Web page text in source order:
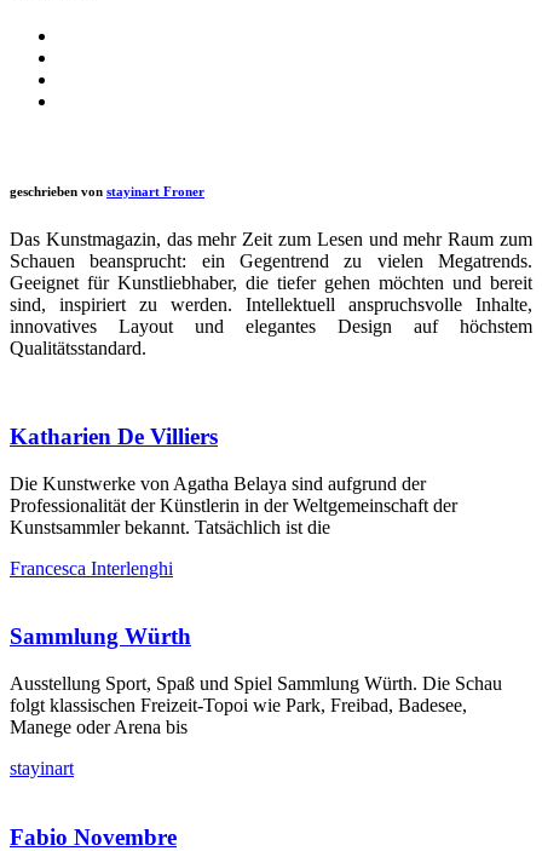
geschrieben von stayinart Froner
Das Kunstmagazin, das mehr Zeit zum Lesen und mehr Raum zum
Schauen beansprucht: ein Gegentrend zu vielen Megatrends.
Geeignet für Kunstliebhaber, die tiefer gehen möchten und bereit
sind, inspiriert zu werden. Intellektuell anspruchsvolle Inhalte,
innovatives Layout und elegantes Design auf höchstem
Qualitätsstandard.
Katharien De Villiers
Die Kunstwerke von Agatha Belaya sind aufgrund der
Professionalität der Künstlerin in der Weltgemeinschaft der
Kunstsammler bekannt. Tatsächlich ist die
Francesca Interlenghi
Sammlung Würth
Ausstellung Sport, Spaß und Spiel Sammlung Würth. Die Schau
folgt klassischen Freizeit-Topoi wie Park, Freibad, Badesee,
Manege oder Arena bis
stayinart
Fabio Novembre